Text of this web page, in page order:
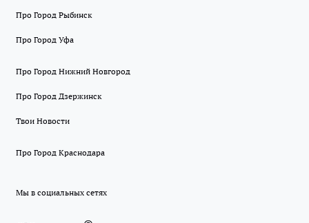
Про Город Рыбинск
Про Город Уфа
Про Город Нижний Новгород
Про Город Дзержинск
Твои Новости
Про Город Краснодара
Мы в социальных сетях